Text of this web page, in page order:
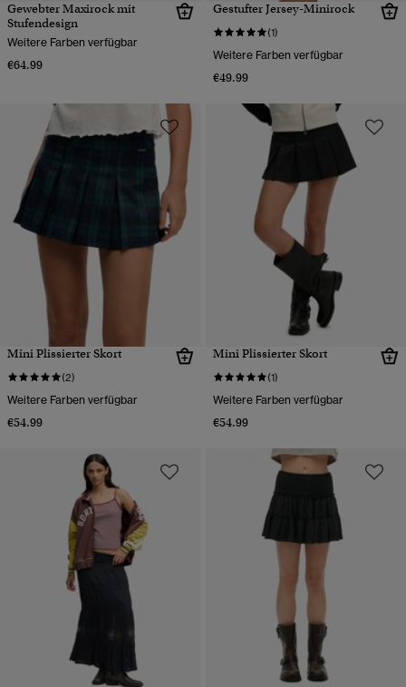
Gewebter Maxirock mit
Stufendesign
Weitere Farben verfügbar
€64.99
Gestufter Jersey-Minirock
(1)
Weitere Farben verfügbar
€49.99
Mini Plissierter Skort
(2)
Weitere Farben verfügbar
€54.99
Mini Plissierter Skort
(1)
Weitere Farben verfügbar
€54.99